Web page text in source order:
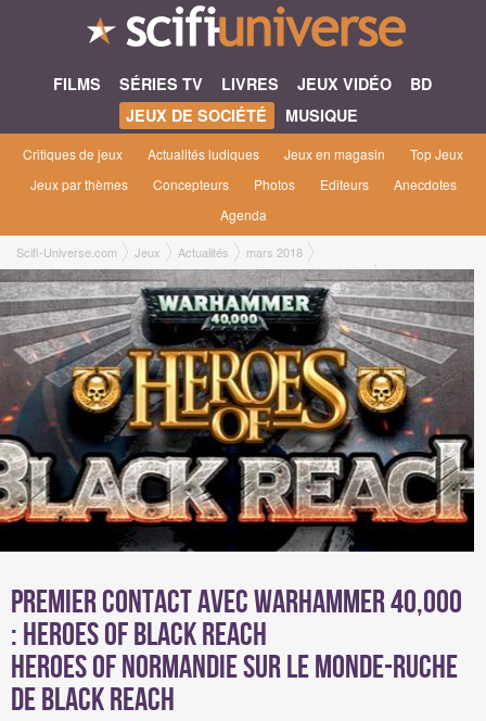
FILMS SÉRIES TV LIVRES JEUX VIDÉO
BD
JEUX DE SOCIÉTÉ
MUSIQUE
Critiques de jeux Actualités ludiques Jeux en magasin
Top Jeux
Jeux par thèmes
Concepteurs Photos Editeurs
Anecdotes
Agenda
Scifi-Universe.com Jeux Actualités
mars 2018
Premier contact avec Warhammer 40,000 : Heroes of Black Reach
Premier contact avec Warhammer 40,000
: Heroes of Black Reach
Heroes of Normandie sur le monde-ruche
de Black Reach